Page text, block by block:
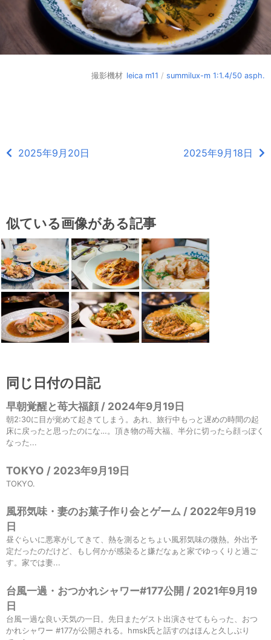
撮影機材 leica m11 / summilux-m 1:1.4/50 asph.
2025年9月20日 2025年9月18日
似ている画像がある記事
同じ日付の日記
早朝覚醒と苺大福顔 / 2024年9月19日
朝2:30に目が覚めて起きてしまう。あれ、旅行中もっと遅めの時間の起
床に戻ったと思ったのにな…。頂き物の苺大福、半分に切ったら顔っぽく
なった...
TOKYO / 2023年9月19日
TOKYO.
風邪気味・妻のお菓子作り会とゲーム / 2022年9月19
日
昼ぐらいに悪寒がしてきて、熱を測るとちょい風邪気味の微熱。外出予
定だったのだけど、もし何かが感染ると嫌だなぁと家でゆっくりと過ご
す。家では妻...
台風一過・おつかれシャワー#177公開 / 2021年9月19
日
台風一過な良い天気の一日。先日またゲスト出演させてもらった、おつ
かれシャワー #177が公開される。hmsk氏と話すのはほんと久しぶり